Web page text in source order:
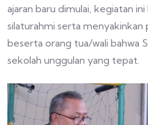
ajaran baru dimulai, kegiatan
silaturahmi serta menyakinkan
beserta orang tua/wali bahwa
sekolah unggulan yang tepat.